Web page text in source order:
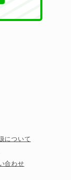
について
合わせ